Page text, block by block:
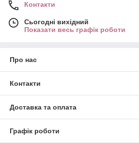
Контакти
Сьогодні вихідний
Показати весь графік роботи
Про нас
Контакти
Доставка та оплата
Графік роботи